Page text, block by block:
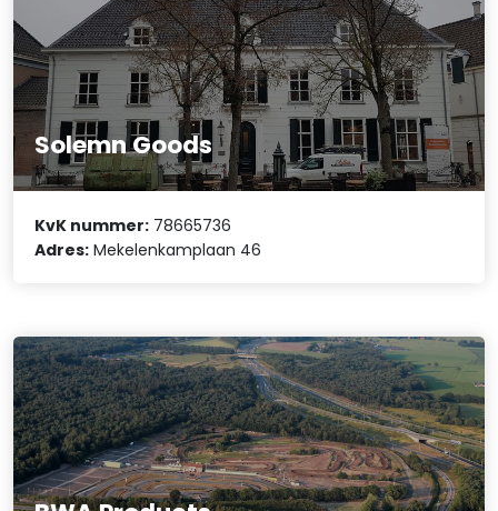
Solemn Goods
KvK nummer: 78665736
Adres: Mekelenkamplaan 46